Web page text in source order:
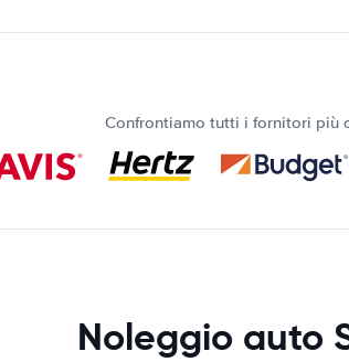
Confrontiamo tutti i fornitori più
Noleggio auto